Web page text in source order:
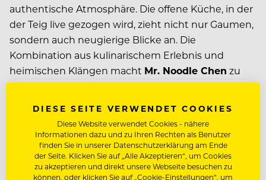
authentische Atmosphäre. Die offene Küche, in der
der Teig live gezogen wird, zieht nicht nur Gaumen,
sondern auch neugierige Blicke an. Die
Kombination aus kulinarischem Erlebnis und
heimischen Klängen macht Mr. Noodle Chen zu
einem besonderen Anlaufpunkt in Berlins
DIESE SEITE VERWENDET COOKIES
Diese Website verwendet Cookies - nähere
Informationen dazu und zu Ihren Rechten als Benutzer
finden Sie in unserer Datenschutzerklärung am Ende
der Seite. Klicken Sie auf „Alle Akzeptieren“, um Cookies
zu akzeptieren und direkt unsere Webseite besuchen zu
können, oder klicken Sie auf „Cookie-Einstellungen“, um